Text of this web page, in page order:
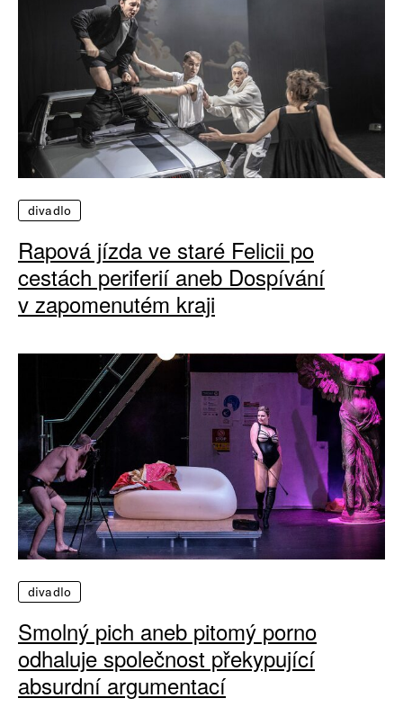
divadlo
Rapová jízda ve staré Felicii po
cestách periferií aneb Dospívání
v zapomenutém kraji
divadlo
Smolný pich aneb pitomý porno
odhaluje společnost překypující
absurdní argumentací